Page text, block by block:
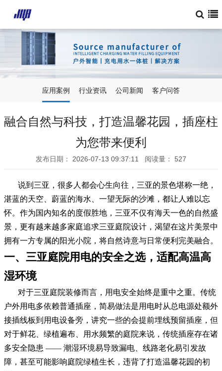
应用案例 行业资讯 公司新闻 客户问答
融合自然与科技，打造温馨花园，插座柱
为您带来便利
发布日期： 2026-07-13 09:37:11 阅读量： 527
说到三亚，很多人都会心生向往，三亚的景色堪称一绝，
湛蓝的天空、蔚蓝的海水、一望无际的沙滩，都让人难以忘
怀。作为国内知名的度假胜地，三亚不仅有海天一色的自然盛
景，更有越来越多家庭追求三亚庭院设计，渴望在这片美景中
拥有一方专属的阳光小院，将自然诗意与日常便利完美融合。
一、三亚庭院用电的安全之选，适配高温高
湿环境
对于三亚庭院装修而言，用电安全始终是重中之重。传统
户外用电多依赖普通插座，简易做法是用电时从总电源处额外
接插线板到用电设备旁，讲究一些的会提前埋线预留插座，但
对于鲜花、绿植遍布、用水频繁的庭院来说，传统插座存在诸
多安全隐患 —— 潮湿环境易导致漏电、线路老化易引发故
障，甚至可能影响庭院绿植生长，违背了打造温馨花园的初